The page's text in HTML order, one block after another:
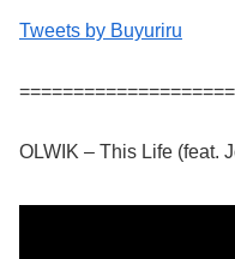
Tweets by Buyuriru
OLWIK – This Life (feat.